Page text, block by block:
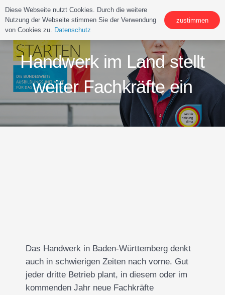
Handwerk im Land stellt
weiter Fachkräfte ein
Das Handwerk in Baden-Württemberg denkt
auch in schwierigen Zeiten nach vorne. Gut
jeder dritte Betrieb plant, in diesem oder im
kommenden Jahr neue Fachkräfte
Diese Webseite nutzt Cookies. Durch die weitere
Nutzung der Webseite stimmen Sie der Verwendung
von Cookies zu. Datenschutz
zustimmen